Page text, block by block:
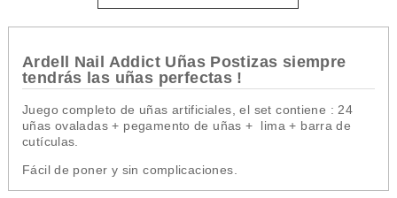
Ardell Nail Addict Uñas Postizas siempre
tendrás las uñas perfectas !
Juego completo de uñas artificiales, el set contiene : 24
uñas ovaladas + pegamento de uñas + lima + barra de
cutículas.
Fácil de poner y sin complicaciones.